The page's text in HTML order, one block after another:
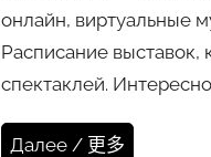
онлайн, виртуальные
Расписание выставок,
спектаклей.
Далее / 更多